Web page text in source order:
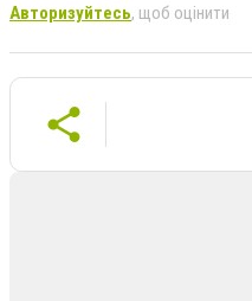
Авторизуйтесь, щоб оцінити